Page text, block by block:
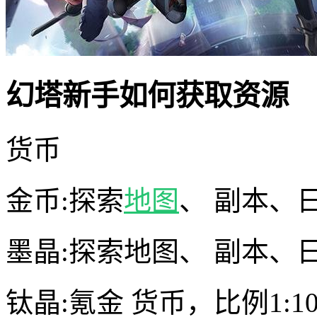
幻塔新手如何获取资源
货币
金币:探索地图、 副本、
墨晶:探索地图、 副本、
钛晶:氪金 货币，比例